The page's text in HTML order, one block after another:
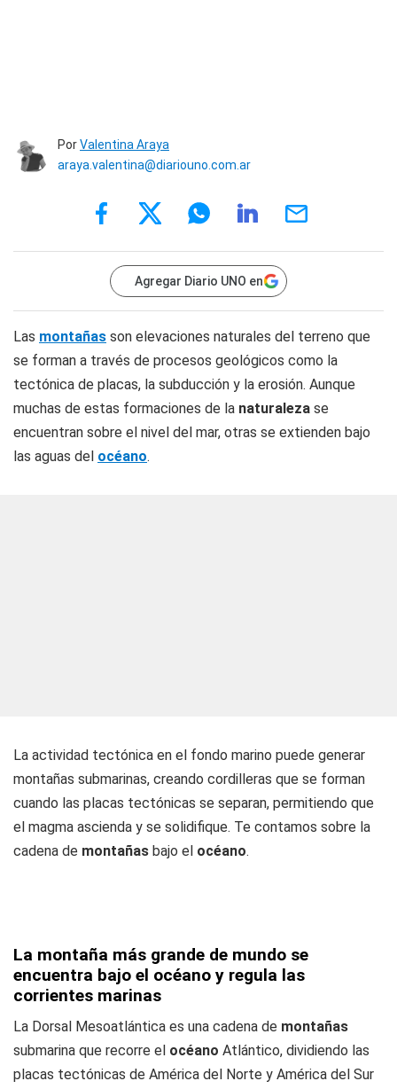
PorValentina Araya
araya.valentina@diariouno.com.ar
Agregar Diario UNO en
Las montañas son elevaciones naturales del terreno que
se forman a través de procesos geológicos como la
tectónica de placas, la subducción y la erosión. Aunque
muchas de estas formaciones de la naturaleza se
encuentran sobre el nivel del mar, otras se extienden bajo
las aguas del océano.
La actividad tectónica en el fondo marino puede generar
montañas submarinas, creando cordilleras que se forman
cuando las placas tectónicas se separan, permitiendo que
el magma ascienda y se solidifique. Te contamos sobre la
cadena de montañas bajo el océano.
La montaña más grande de mundo se
encuentra bajo el océano y regula las
corrientes marinas
La Dorsal Mesoatlántica es una cadena de montañas
submarina que recorre el océano Atlántico, dividiendo las
placas tectónicas de América del Norte y América del Sur